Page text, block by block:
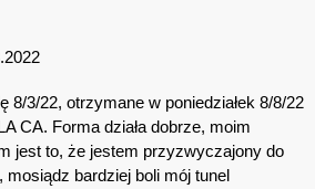
8/3/22, otrzymane w poniedziałek 8/8/22
CA. Forma działa dobrze, moim
jest to, że jestem przyzwyczajony do
mosiądz bardziej boli mój tunel